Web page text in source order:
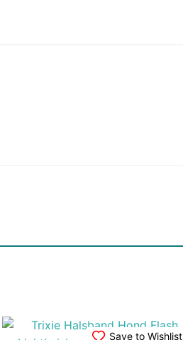
Save to Wishlist